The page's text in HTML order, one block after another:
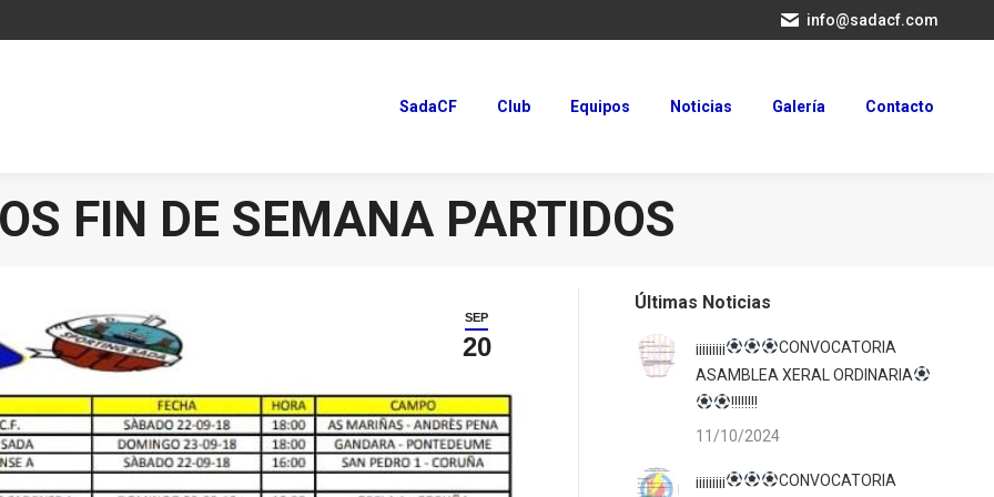
info@sadacf.com
SadaCF Club Equipos Noticias Galería Contacto
FIN DE SEMANA PARTIDOS
SEP
20
Últimas Noticias
¡¡¡¡¡¡¡¡¡
CONVOCATORIA
ASAMBLEA XERAL ORDINARIA
!!!!!!!!
11/10/2024
¡¡¡¡¡¡¡¡¡
CONVOCATORIA
SadaCF Club Equipos Noticias Galería Contacto